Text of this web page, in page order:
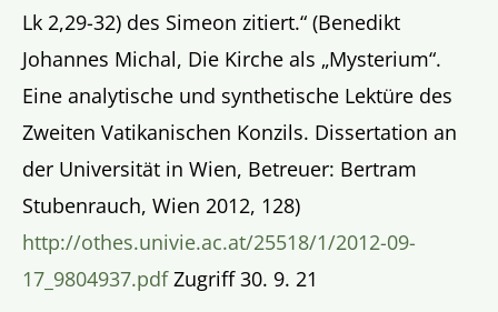
Lk 2,29-32) des Simeon zitiert.“ (Benedikt
Johannes Michal, Die Kirche als „Mysterium“.
Eine analytische und synthetische Lektüre des
Zweiten Vatikanischen Konzils. Dissertation an
der Universität in Wien, Betreuer: Bertram
Stubenrauch, Wien 2012, 128)
http://othes.univie.ac.at/25518/1/2012-09-
17_9804937.pdfZugriff 30. 9. 21